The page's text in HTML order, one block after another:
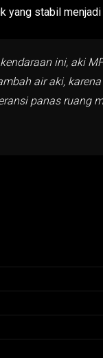
yang stabil
ini, aki
air aki,
panas ruang